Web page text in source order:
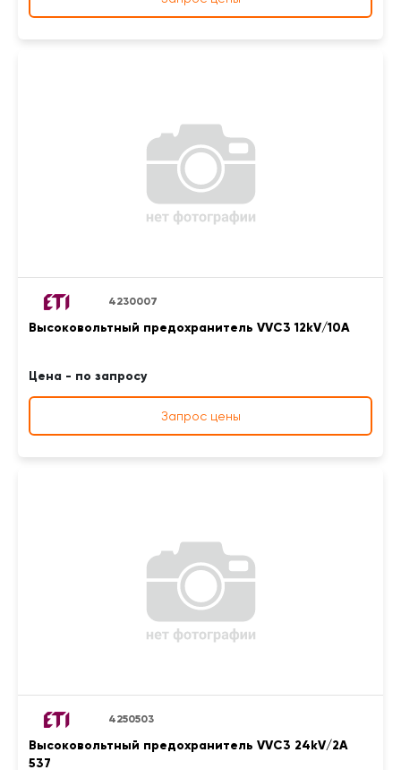
4230007
Высоковольтный предохранитель VVC3 12kV/10A
Цена - по запросу
Запрос цены
4250503
Высоковольтный предохранитель VVC3 24kV/2A
537